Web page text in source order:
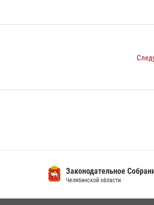
Законодательное
Челябинской области